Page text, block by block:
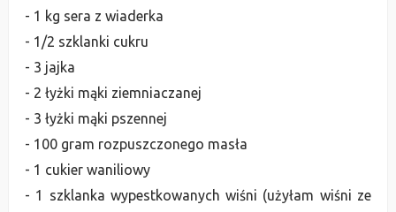
- 1 kg sera z wiaderka
- 1/2 szklanki cukru
- 3 jajka
- 2 łyżki mąki ziemniaczanej
- 3 łyżki mąki pszennej
- 100 gram rozpuszczonego masła
- 1 cukier waniliowy
- 1 szklanka wypestkowanych wiśni (użyłam wiśni ze